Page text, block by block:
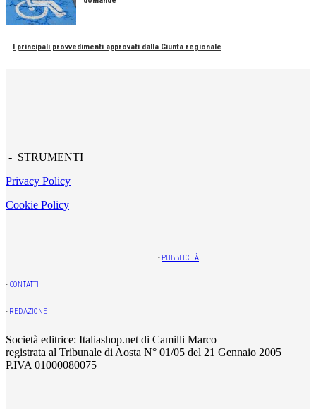
I principali provvedimenti approvati dalla Giunta regionale
- STRUMENTI
Privacy Policy
Cookie Policy
- PUBBLICITÀ
- CONTATTI
- REDAZIONE
Società editrice: Italiashop.net di Camilli Marco
registrata al Tribunale di Aosta N° 01/05 del 21 Gennaio 2005
P.IVA 01000080075